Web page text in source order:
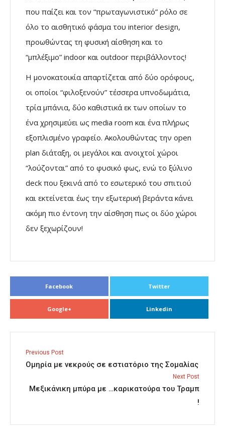
που παίζει και τον “πρωταγωνιστικό” ρόλο σε
όλο το αισθητικό φάσμα του interior design,
προωθώντας τη φυσική αίσθηση και το
“μπλέξιμο” indoor και outdoor περιβάλλοντος!
Η μονοκατοικία απαρτίζεται από δύο ορόφους,
οι οποίοι “φιλοξενούν” τέσσερα υπνοδωμάτια,
τρία μπάνια, δύο καθιστικά εκ των οποίων το
ένα χρησιμεύει ως media room και ένα πλήρως
εξοπλισμένο γραφείο. Ακολουθώντας την open
plan διάταξη, οι μεγάλοι και ανοιχτοί χώροι
“λούζονται” από το φυσικό φως, ενώ το ξύλινο
deck που ξεκινά από το εσωτερικό του σπιτιού
και εκτείνεται έως την εξωτερική βεράντα κάνει
ακόμη πιο έντονη την αίσθηση πως οι δύο χώροι
δεν ξεχωρίζουν!
Facebook Twitter
Google+ Linkedin
Previous Post
Ομηρία με νεκρούς σε εστιατόριο της Σομαλίας
Next Post
Μεξικάνικη μπύρα με …καρικατούρα του Τραμπ
!